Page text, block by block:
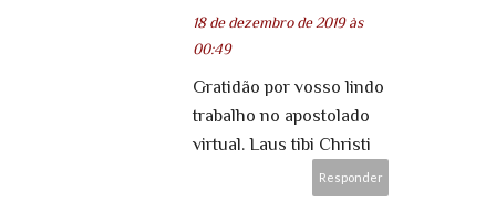
18 de dezembro de 2019 às
00:49
Gratidão por vosso lindo
trabalho no apostolado
virtual. Laus tibi Christi
Responder